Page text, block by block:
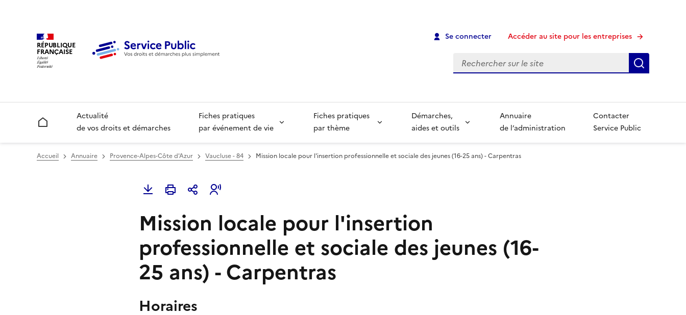
RÉPUBLIQUE
FRANÇAISE
Se connecter Accéder au site pour les entreprises
Recherche
Accueil
Actualité
de vos droits et démarches
Fiches pratiques
par événement de vie
Fiches pratiques
par thème
Démarches,
aides et outils
Annuaire
de l’administration
Contacter
Service Public
Accueil Annuaire Provence-Alpes-Côte d'Azur Vaucluse - 84 Mission locale pour l'insertion professionnelle et sociale des jeunes (16-25 ans) - Carpentras
Mission locale pour l'insertion
professionnelle et sociale des jeunes (16-
25 ans) - Carpentras
Horaires